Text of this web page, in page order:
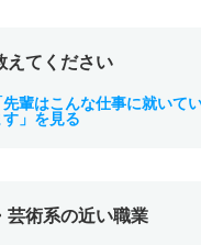
えてください
先輩はこんな仕事に就いて
す」を見る
芸術系の近い職業